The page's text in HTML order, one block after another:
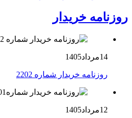
روزنامه خریدار
14مرداد1405
روزنامه خریدار شماره 2202
12مرداد1405